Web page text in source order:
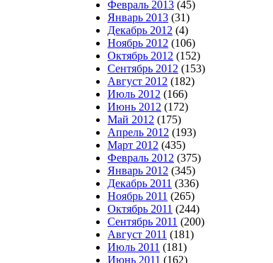
Февраль 2013 (45)
Январь 2013 (31)
Декабрь 2012 (4)
Ноябрь 2012 (106)
Октябрь 2012 (152)
Сентябрь 2012 (153)
Август 2012 (182)
Июль 2012 (166)
Июнь 2012 (172)
Май 2012 (175)
Апрель 2012 (193)
Март 2012 (435)
Февраль 2012 (375)
Январь 2012 (345)
Декабрь 2011 (336)
Ноябрь 2011 (265)
Октябрь 2011 (244)
Сентябрь 2011 (200)
Август 2011 (181)
Июль 2011 (181)
Июнь 2011 (162)